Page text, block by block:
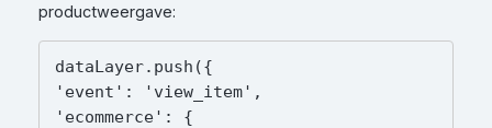
productweergave:
dataLayer.push({
'event': 'view_item',
'ecommerce': {